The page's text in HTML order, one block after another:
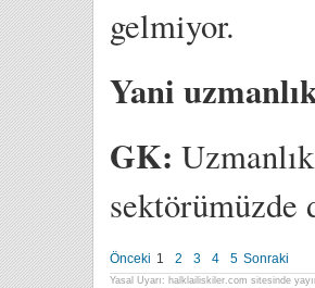
gelmiyor.
Yani
GK:
sektörümüzde
Önceki 1 2 3 4 5 Sonraki
Yasal Uyarı: halklailiskiler.com sitesinde